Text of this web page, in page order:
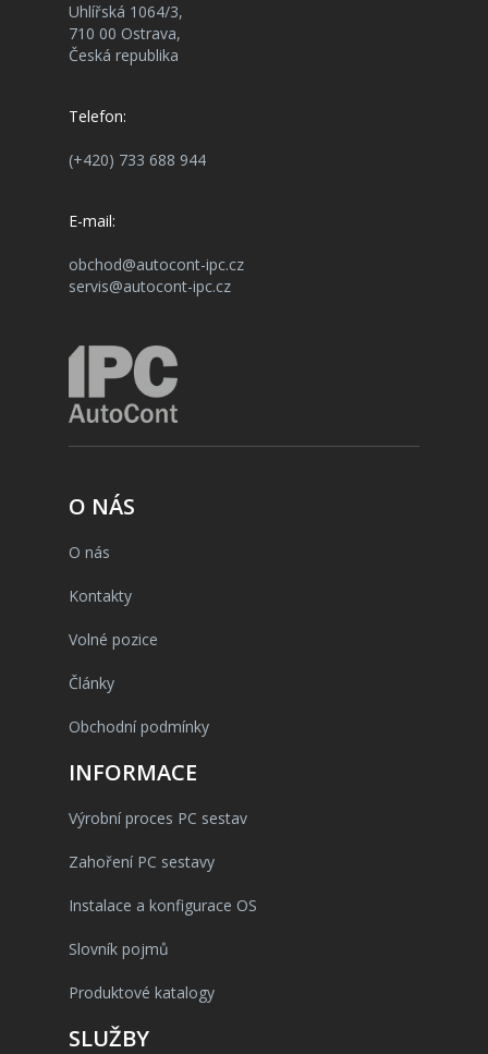
Uhlířská 1064/3,
710 00 Ostrava,
Česká republika
Telefon:
(+420) 733 688 944
E-mail:
obchod@autocont-ipc.cz
servis@autocont-ipc.cz
O NÁS
O nás
Kontakty
Volné pozice
Články
Obchodní podmínky
INFORMACE
Výrobní proces PC sestav
Zahoření PC sestavy
Instalace a konfigurace OS
Slovník pojmů
Produktové katalogy
SLUŽBY